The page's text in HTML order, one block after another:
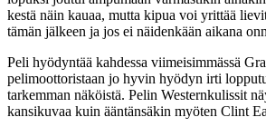
kestä näin kauaa, mutta kipua voi yrittää
tämän jälkeen ja jos ei näidenkään aikana
Peli hyödyntää kahdessa viimeisimmässä
pelimoottoristaan jo hyvin hyödyn irti
tarkemman näköistä. Pelin Westernkulissit
kansikuvaa kuin ääntänsäkin myöten Clint